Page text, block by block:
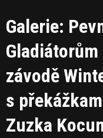
Galerie:
závodě
s
Zuzka